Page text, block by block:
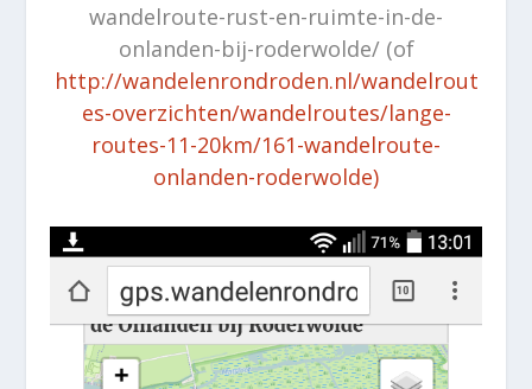
wandelroute-rust-en-ruimte-in-de-
onlanden-bij-roderwolde/ (of
http://wandelenrondroden.nl/wandelrout
es-overzichten/wandelroutes/lange-
routes-11-20km/161-wandelroute-
onlanden-roderwolde)